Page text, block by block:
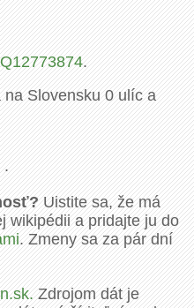
.
na Slovensku 0 ulíc a
.
Uistite sa, že má
wikipédii a pridajte ju do
. Zmeny sa za pár dní
Zdrojom dát je